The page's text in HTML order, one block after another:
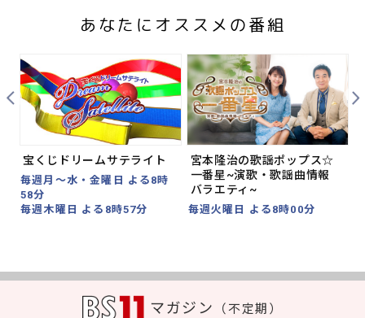
あなたにオススメの番組
宝くじドリームサテライト
毎週月～水・金曜日 よる8時
58分
毎週木曜日 よる8時57分
宮本隆治の歌謡ポップス☆
一番星~演歌・歌謡曲情報
バラエティ~
毎週火曜日 よる8時00分
マガジン （不定期）